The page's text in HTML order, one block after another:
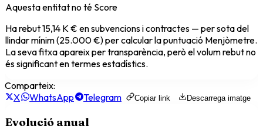
Aquesta entitat no té Score
Ha rebut15,14 K € en subvencions i contractes — per sota del
llindar mínim (25.000 €) per calcular la puntuació Menjòmetre.
La seva fitxa apareix per transparència, però el volum rebut no
és significant en termes estadístics.
Comparteix:
X
WhatsApp Telegram Copiar link Descarrega imatge
Evolució anual